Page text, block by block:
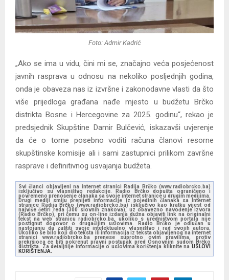
Foto: Admir Kadrić
„Ako se ima u vidu, čini mi se, značajno veća posjećenost
javnih rasprava u odnosu na nekoliko posljednjih godina,
onda je obaveza nas iz izvršne i zakonodavne vlasti da što
više prijedloga građana nađe mjesto u budžetu Brčko
distrikta Bosne i Hercegovine za 2025. godinu“, rekao je
predsjednik Skupštine Damir Bulčević, iskazavši uvjerenje
da će o tome posebno voditi računa članovi resorne
skupštinske komisije ali i sami zastupnici prilikom završne
rasprave i definitivnog usvajanja budžeta.
Svi članci objavljeni na internet stranici Radija Brčko (www.radiobrcko.ba)
isključivo su vlasništvo redakcije. Radio Brčko dopušta ograničeno i
povremeno prenošenje članaka sa svoje internet stranice u drugim medijima.
Drugi mediji smiju prenijeti informacije iz pojedinih članaka sa Internet
stranice Radija Brčko (www.radiobrcko.ba) isključivo kao kratku vijest od
najviše četiri reda (300 slovnih znakova), uz obavezno navođenje izvora
(Radio Brčko), pri čemu su on-line izdanja dužna objaviti link na originalni
tekst na web stranicu radiobrcko.ba, ukoliko s uredništvom portala nije
postignut dogovor o drugačijim uslovima. Radio Brčko je odlučan u
nastojanju da zaštiti svoje intelektualno vlasništvo i rad svojih autora.
Ukoliko se bilo koji dio teksta ili informacija iz teksta objavljenog na internet
stranici www.radiobrcko.ba prenese suprotno ovim pravilima, protiv
prekršioca će biti pokrenut pravni postupak pred Osnovnim sudom Brčko
distrikta. Za detaljnije informacije o uslovima korištenja kliknite na USLOVI
KORIŠTENJA.